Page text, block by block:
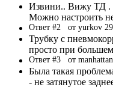
Извини.. Вижу ТД .
Можно настроить
Ответ #2 от yurkov
Трубку с
просто при
Ответ #3 от
Была такая
- не затянутое